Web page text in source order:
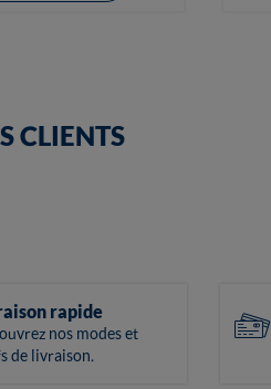
CLIENTS
rapide
nos modes et
de livraison.